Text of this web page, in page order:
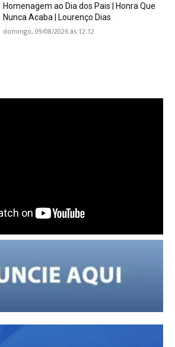
Homenagem ao Dia dos Pais | Honra Que
Nunca Acaba | Lourenço Dias
domingo, 09/08/2026 ás 12:12